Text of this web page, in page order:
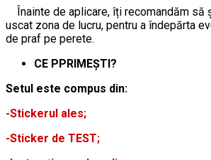
Înainte de aplicare, îți recomandăm să
uscat zona de lucru, pentru a îndepărta
de praf pe perete.
CE PPRIMEȘTI?
Setul este compus din:
-Stickerul ales;
-Sticker de TEST;